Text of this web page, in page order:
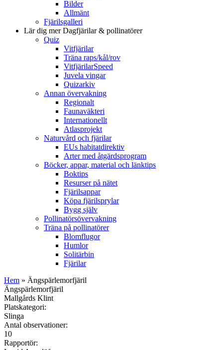
Bilder
Allmänt
Fjärilsgalleri
Lär dig merDagfjärilar & pollinatörer
Quiz
Vitfjärilar
Träna raps/kål/rov
VitfjärilarSpeed
Juvela vingar
Quizarkiv
Annan övervakning
Regionalt
Faunaväkteri
Internationellt
Atlasprojekt
Naturvård och fjärilar
EUs habitatdirektiv
Arter med åtgärdsprogram
Böcker, appar, material och länktips
Boktips
Resurser på nätet
Fjärilsappar
Köpa fjärilsprylar
Bygg själv
Pollinatörsövervakning
Träna på pollinatörer
Blomflugor
Humlor
Solitärbin
Fjärilar
Hem » Ängspärlemorfjäril
Ängspärlemorfjäril
Mallgårds Klint
Platskategori:
Slinga
Antal observationer:
10
Rapportör: